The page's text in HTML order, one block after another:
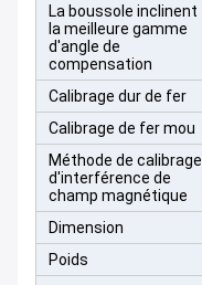
La boussole inclinent
la meilleure gamme
d'angle de
compensation
Calibrage dur de fer
Calibrage de fer mou
Méthode de calibrage
d'interférence de
champ magnétique
Dimension
Poids